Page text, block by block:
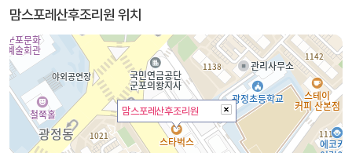
맘스포레산후조리원 위치
맘스포레산후조리원